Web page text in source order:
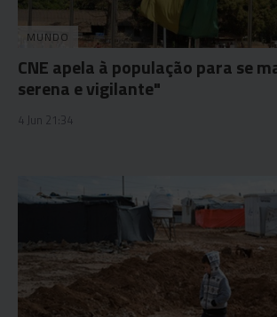
MUNDO
CNE apela à população para se
serena e vigilante"
4 Jun 21:34